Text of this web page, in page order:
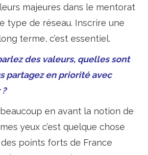
majeures dans le mentorat
type de réseau. Inscrire une
terme, c’est essentiel.
des valeurs, quelles sont
partagez en priorité avec
en avant la notion de
yeux c’est quelque chose
des points forts de France